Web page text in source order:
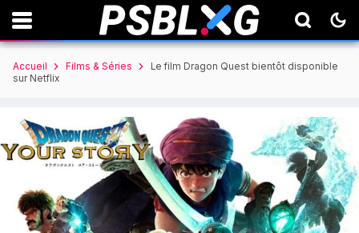
Accueil Films & Séries
Le film Dragon Quest bientôt disponible
sur Netflix